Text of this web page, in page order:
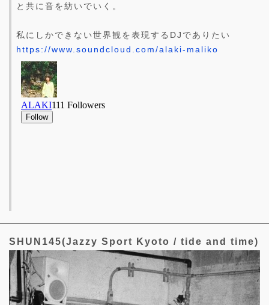
と共に音を紡いでいく。
私にしかできない世界観を表現するDJでありたい
https://www.soundcloud.com/alaki-maliko
SHUN145(Jazzy Sport Kyoto / tide and time)